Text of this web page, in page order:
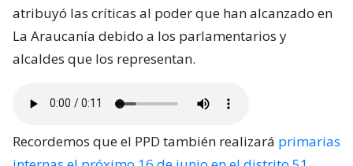
atribuyó las críticas al poder que han alcanzado en
La Araucanía debido a los parlamentarios y
alcaldes que los representan.
Recordemos que el PPD también realizará primarias